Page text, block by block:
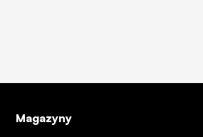
Magazyny